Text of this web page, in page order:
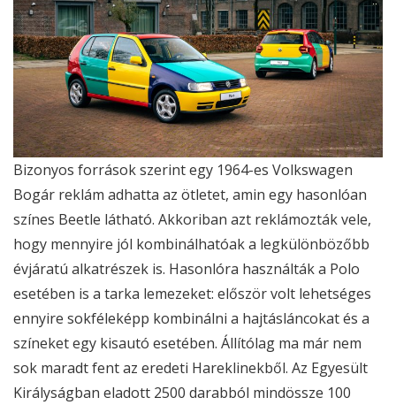
Bizonyos források szerint egy 1964-es Volkswagen
Bogár reklám adhatta az ötletet, amin egy hasonlóan
színes Beetle látható. Akkoriban azt reklámozták vele,
hogy mennyire jól kombinálhatóak a legkülönbözőbb
évjáratú alkatrészek is. Hasonlóra használták a Polo
esetében is a tarka lemezeket: először volt lehetséges
ennyire sokféleképp kombinálni a hajtásláncokat és a
színeket egy kisautó esetében. Állítólag ma már nem
sok maradt fent az eredeti Hareklinekből. Az Egyesült
Királyságban eladott 2500 darabból mindössze 100